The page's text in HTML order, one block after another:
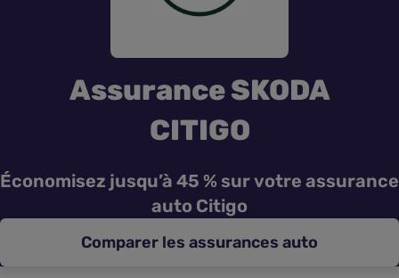
Assurance Habitation
Assurance de prêt
Assurance SKODA
CITIGO
Économisez jusqu’à 45 % sur votre assurance
auto Citigo
Comparer les assurances auto